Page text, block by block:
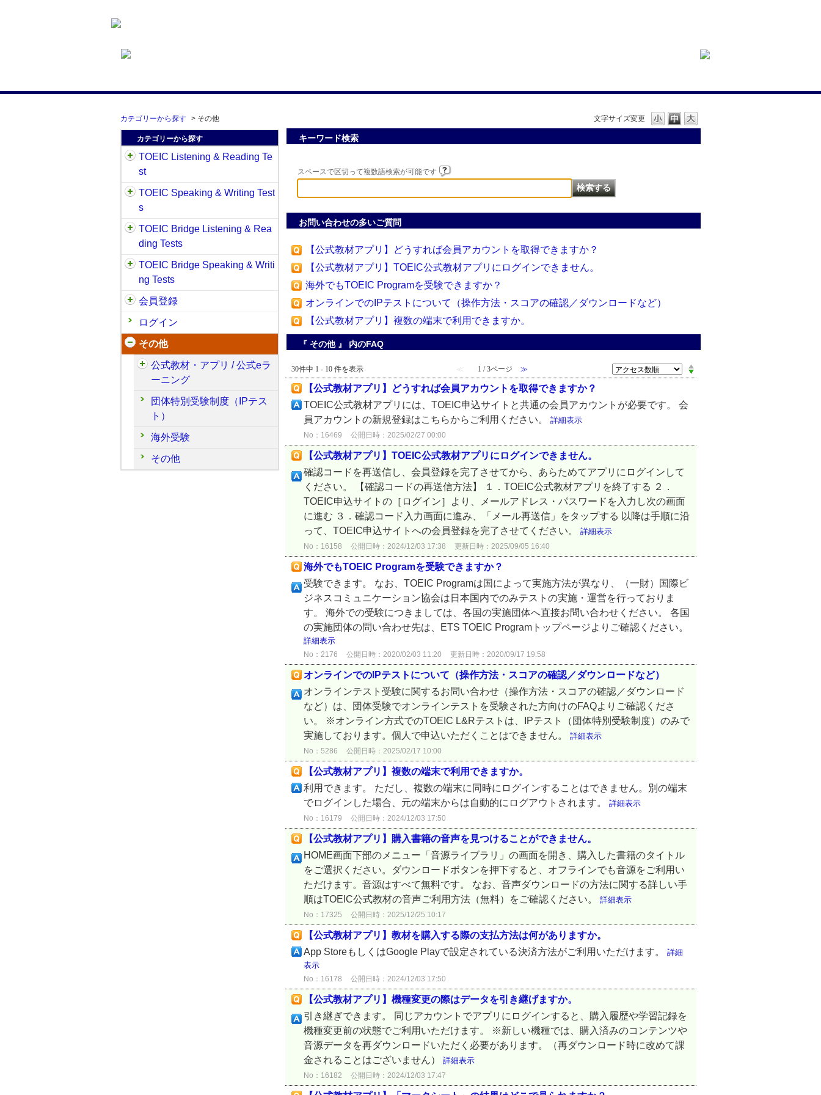
文字サイズ変更
カテゴリーから探す > その他
カテゴリーから探す
TOEIC Listening & Reading Te
st
TOEIC Speaking & Writing Test
s
TOEIC Bridge Listening & Rea
ding Tests
TOEIC Bridge Speaking & Writi
ng Tests
会員登録
ログイン
その他
公式教材・アプリ / 公式eラ
ーニング
団体特別受験制度（IPテス
ト）
海外受験
その他
キーワード検索
スペースで区切って複数語検索が可能です
お問い合わせの多いご質問
【公式教材アプリ】どうすれば会員アカウントを取得できますか？
【公式教材アプリ】TOEIC公式教材アプリにログインできません。
海外でもTOEIC Programを受験できますか？
オンラインでのIPテストについて（操作方法・スコアの確認／ダウンロードなど）
【公式教材アプリ】複数の端末で利用できますか。
『 その他 』 内のFAQ
30件中 1 - 10 件を表示 ≪ 1 / 3ページ ≫
【公式教材アプリ】どうすれば会員アカウントを取得できますか？
TOEIC公式教材アプリには、TOEIC申込サイトと共通の会員アカウントが必要です。 会
員アカウントの新規登録はこちらからご利用ください。 詳細表示
No：16469 公開日時：2025/02/27 00:00
【公式教材アプリ】TOEIC公式教材アプリにログインできません。
確認コードを再送信し、会員登録を完了させてから、あらためてアプリにログインして
ください。 【確認コードの再送信方法】 １．TOEIC公式教材アプリを終了する ２．
TOEIC申込サイトの［ログイン］より、メールアドレス・パスワードを入力し次の画面
に進む ３．確認コード入力画面に進み、「メール再送信」をタップする 以降は手順に沿
って、TOEIC申込サイトへの会員登録を完了させてください。 詳細表示
No：16158 公開日時：2024/12/03 17:38 更新日時：2025/09/05 16:40
海外でもTOEIC Programを受験できますか？
受験できます。 なお、TOEIC Programは国によって実施方法が異なり、（一財）国際ビ
ジネスコミュニケーション協会は日本国内でのみテストの実施・運営を行っておりま
す。 海外での受験につきましては、各国の実施団体へ直接お問い合わせください。 各国
の実施団体の問い合わせ先は、ETS TOEIC Programトップページよりご確認ください。
詳細表示
No：2176 公開日時：2020/02/03 11:20 更新日時：2020/09/17 19:58
オンラインでのIPテストについて（操作方法・スコアの確認／ダウンロードなど）
オンラインテスト受験に関するお問い合わせ（操作方法・スコアの確認／ダウンロード
など）は、団体受験でオンラインテストを受験された方向けのFAQよりご確認くださ
い。 ※オンライン方式でのTOEIC L&Rテストは、IPテスト（団体特別受験制度）のみで
実施しております。個人で申込いただくことはできません。 詳細表示
No：5286 公開日時：2025/02/17 10:00
【公式教材アプリ】複数の端末で利用できますか。
利用できます。 ただし、複数の端末に同時にログインすることはできません。別の端末
でログインした場合、元の端末からは自動的にログアウトされます。 詳細表示
No：16179 公開日時：2024/12/03 17:50
【公式教材アプリ】購入書籍の音声を見つけることができません。
HOME画面下部のメニュー「音源ライブラリ」の画面を開き、購入した書籍のタイトル
をご選択ください。ダウンロードボタンを押下すると、オフラインでも音源をご利用い
ただけます。音源はすべて無料です。 なお、音声ダウンロードの方法に関する詳しい手
順はTOEIC公式教材の音声ご利用方法（無料）をご確認ください。 詳細表示
No：17325 公開日時：2025/12/25 10:17
【公式教材アプリ】教材を購入する際の支払方法は何がありますか。
App StoreもしくはGoogle Playで設定されている決済方法がご利用いただけます。 詳細
表示
No：16178 公開日時：2024/12/03 17:50
【公式教材アプリ】機種変更の際はデータを引き継げますか。
引き継ぎできます。 同じアカウントでアプリにログインすると、購入履歴や学習記録を
機種変更前の状態でご利用いただけます。 ※新しい機種では、購入済みのコンテンツや
音源データを再ダウンロードいただく必要があります。（再ダウンロード時に改めて課
金されることはございません） 詳細表示
No：16182 公開日時：2024/12/03 17:47